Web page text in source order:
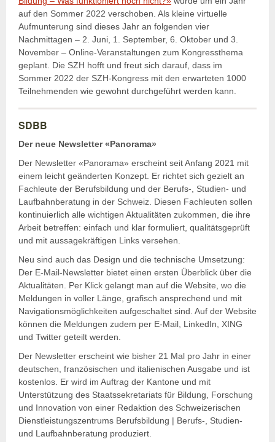
auf den Sommer 2022 verschoben. Als kleine virtuelle
Aufmunterung sind dieses Jahr an folgenden vier
Nachmittagen – 2. Juni, 1. September, 6. Oktober und 3.
November – Online-Veranstaltungen zum Kongressthema
geplant. Die SZH hofft und freut sich darauf, dass im
Sommer 2022 der SZH-Kongress mit den erwarteten 1000
Teilnehmenden wie gewohnt durchgeführt werden kann.
SDBB
Der neue Newsletter «Panorama»
Der Newsletter «Panorama» erscheint seit Anfang 2021 mit
einem leicht geänderten Konzept. Er richtet sich gezielt an
Fachleute der Berufsbildung und der Berufs-, Studien- und
Laufbahnberatung in der Schweiz. Diesen Fachleuten sollen
kontinuierlich alle wichtigen Aktualitäten zukommen, die ihre
Arbeit betreffen: einfach und klar formuliert, qualitätsgeprüft
und mit aussagekräftigen Links versehen.
Neu sind auch das Design und die technische Umsetzung:
Der E-Mail-Newsletter bietet einen ersten Überblick über die
Aktualitäten. Per Klick gelangt man auf die Website, wo die
Meldungen in voller Länge, grafisch ansprechend und mit
Navigationsmöglichkeiten aufgeschaltet sind. Auf der Website
können die Meldungen zudem per E-Mail, LinkedIn, XING
und Twitter geteilt werden.
Der Newsletter erscheint wie bisher 21 Mal pro Jahr in einer
deutschen, französischen und italienischen Ausgabe und ist
kostenlos. Er wird im Auftrag der Kantone und mit
Unterstützung des Staatssekretariats für Bildung, Forschung
und Innovation von einer Redaktion des Schweizerischen
Dienstleistungszentrums Berufsbildung | Berufs-, Studien-
und Laufbahnberatung produziert.